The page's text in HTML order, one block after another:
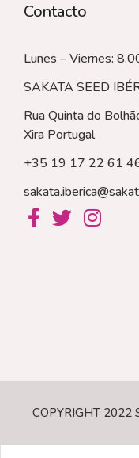
Contacto
Lunes – Viernes:
SAKATA SEED
Rua Quinta do
Xira Portugal
+35 19 17 22 61
COPYRIGHT 2022